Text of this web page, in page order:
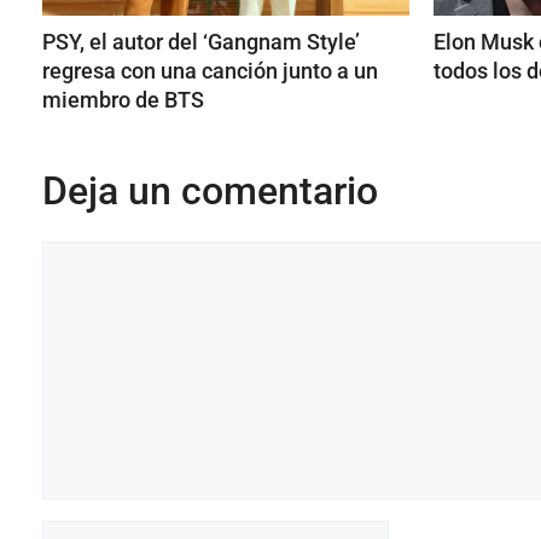
PSY, el autor del ‘Gangnam Style’
regresa con una canción junto a un
miembro de BTS
Elon
todos los
Deja un comentario